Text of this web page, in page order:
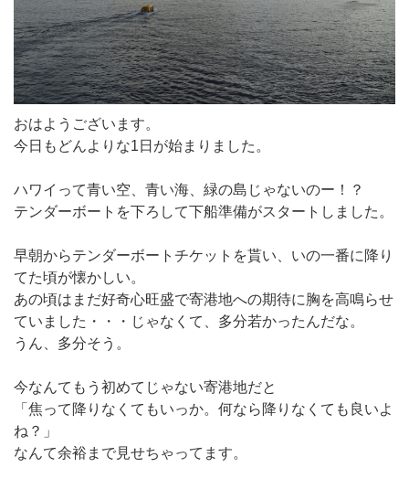
おはようございます。
今日もどんよりな1日が始まりました。
ハワイって青い空、青い海、緑の島じゃないのー！？
テンダーボートを下ろして下船準備がスタートしました。
早朝からテンダーボートチケットを貰い、いの一番に降り
てた頃が懐かしい。
あの頃はまだ好奇心旺盛で寄港地への期待に胸を高鳴らせ
ていました・・・じゃなくて、多分若かったんだな。
うん、多分そう。
今なんてもう初めてじゃない寄港地だと
「焦って降りなくてもいっか。何なら降りなくても良いよ
ね？」
なんて余裕まで見せちゃってます。